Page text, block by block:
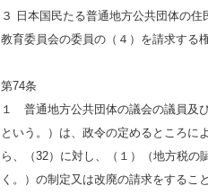
３ 日本国民たる普通地方公共団体の
教育委員会の委員の（４）を請求する
第74条
１ 普通地方公共団体の議会の議員及
という。）は、政令の定めるところに
ら、（32）に対し、（１）（地方税
く。）の制定又は改廃の請求をするこ